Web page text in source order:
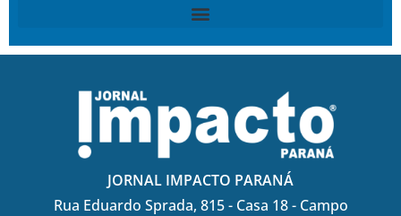
JORNAL IMPACTO PARANÁ
Rua Eduardo Sprada, 815 - Casa 18 - Campo